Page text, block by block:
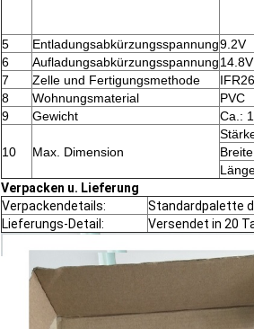
5
Entladungsabkürzungsspannung9.2V
6
Aufladungsabkürzungsspannung14.8V
7
Zelle und Fertigungsmethode
8
Wohnungsmaterial
PVC
9
Gewicht Ca.:
10 Max. Dimension
Verpacken u. Lieferung
Verpackendetails:
Standardpalette
Lieferungs-Detail:
Versendet in 20